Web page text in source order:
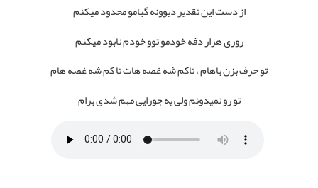
از دست این تقدیر دیوونه گیامو محدود میکنم
روزی هزار دفه خودمو توو خودم نابود میکنم
تو حرف بزن باهام ، تاکم شه غصه هات تا کم شه غصه هام
تو رو نمیدونم ولی یه جورایی مهم شدی برام